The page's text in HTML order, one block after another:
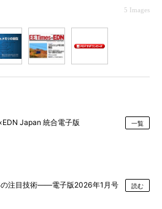
5 Images
Japan 統合電子版 一覧
注目技術――電子版2026年1月号 読む